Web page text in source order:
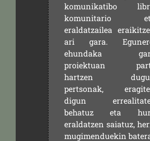
komunikatibo
komunitario
eraldatzailea
ari gara.
ehundaka
proiektuan
hartzen
pertsonak,
digun
behatuz eta
eraldatzen saiatuz,
mugimenduekin